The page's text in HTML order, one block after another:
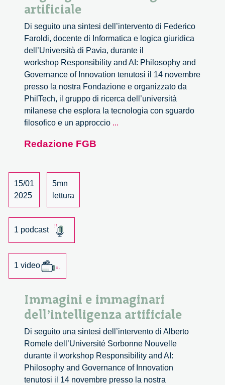
artificiale
Di seguito una sintesi dell’intervento di Federico
Faroldi, docente di Informatica e logica giuridica
dell’Università di Pavia, durante il
workshop Responsibility and AI: Philosophy and
Governance of Innovation tenutosi il 14 novembre
presso la nostra Fondazione e organizzato da
PhilTech, il gruppo di ricerca dell’università
milanese che esplora la tecnologia con sguardo
filosofico e un approccio ...
Redazione FGB
15/01
2025
5mn
lettura
1 podcast
1 video
Immagini e immaginari
dell’intelligenza artificiale
Di seguito una sintesi dell’intervento di Alberto
Romele dell’Université Sorbonne Nouvelle
durante il workshop Responsibility and AI:
Philosophy and Governance of Innovation
tenutosi il 14 novembre presso la nostra